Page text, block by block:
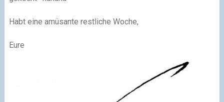
Habt eine amüsante restliche Woche,
Eure